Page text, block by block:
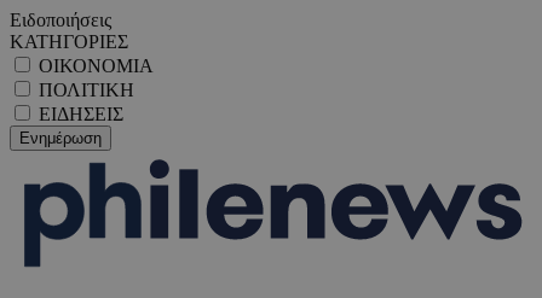
Ειδοποιήσεις
ΚΑΤΗΓΟΡΙΕΣ
ΟΙΚΟΝΟΜΙΑ
ΠΟΛΙΤΙΚΗ
ΕΙΔΗΣΕΙΣ